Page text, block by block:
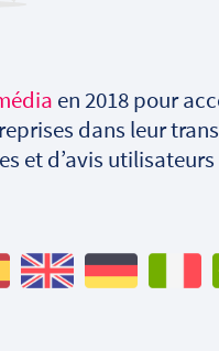
en 2018 pour
dans leur
et d’avis